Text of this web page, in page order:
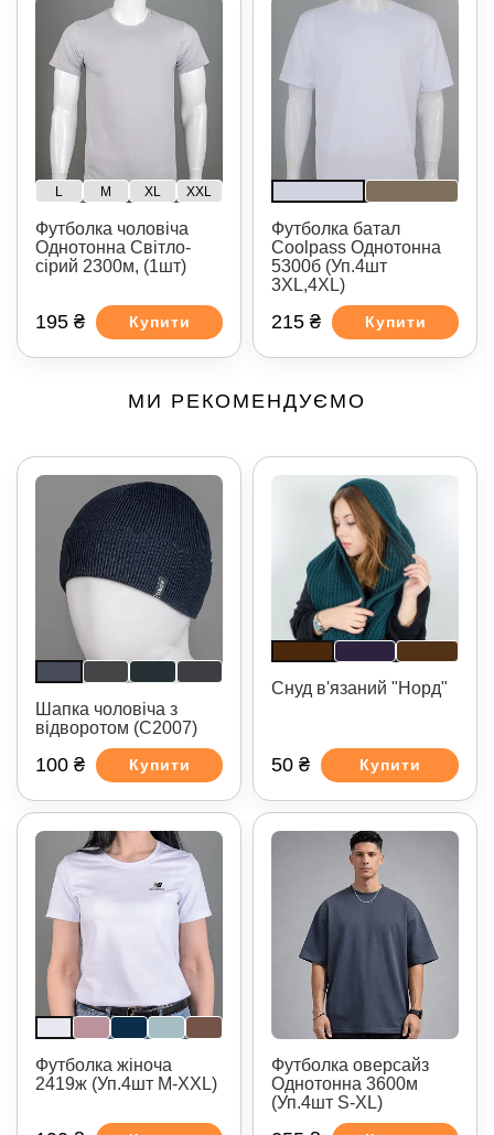
L M XL XXL
Футболка чоловіча
Однотонна Світло-
сірий 2300м, (1шт)
195 ₴ Купити
Футболка батал
Coolpass Однотонна
5300б (Уп.4шт
3XL,4XL)
215 ₴ Купити
МИ РЕКОМЕНДУЄМО
Шапка чоловіча з
відворотом (С2007)
100 ₴ Купити
Снуд в'язаний "Норд"
50 ₴ Купити
Футболка жіноча
2419ж (Уп.4шт M-XXL)
Футболка оверсайз
Однотонна 3600м
(Уп.4шт S-XL)